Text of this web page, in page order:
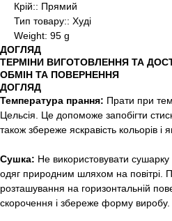
Крій:: Прямий
Тип товару:: Худі
Weight: 95 g
ДОГЛЯД
ТЕРМІНИ ВИГОТОВЛЕННЯ ТА
ОБМІН ТА ПОВЕРНЕННЯ
ДОГЛЯД
Температура прання: Прати при
Цельсія. Це допоможе запобігти
також збереже яскравість кольорів і
Сушка: Не використовувати
одяг природним шляхом на повітрі.
розташування на горизонтальній
скорочення і збереже форму виробу.